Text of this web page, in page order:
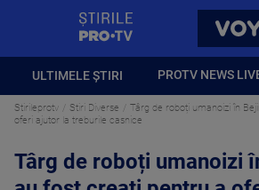
ULTIMELE ȘTIRI PROTV NEWS
Stirileprotv Stiri Diverse
Târg de roboți umanoizi în
oferi ajutor la treburile casnice
Târg de roboți umanoizi